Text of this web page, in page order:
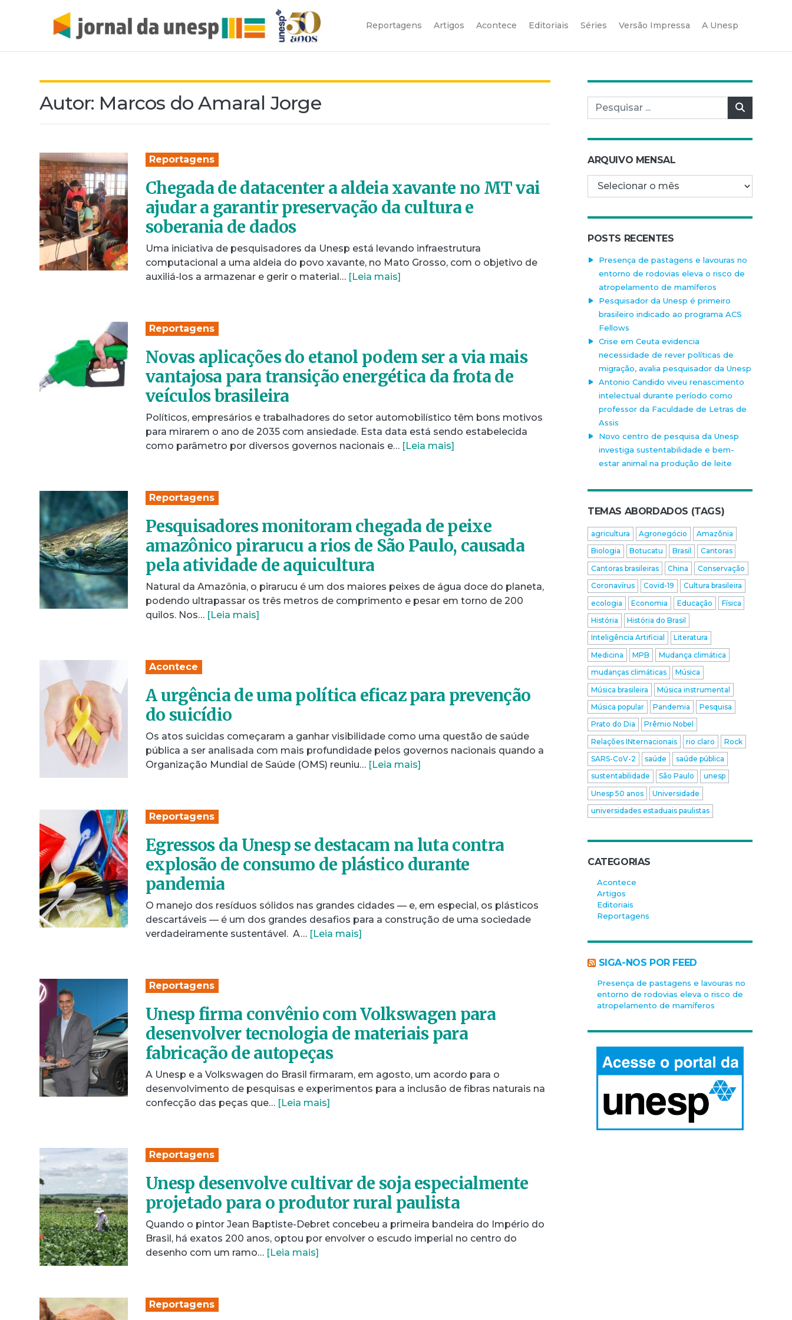
Reportagens Artigos Acontece Editoriais Séries Versão Impressa A Unesp
Autor: Marcos do Amaral Jorge
Reportagens
Chegada de datacenter a aldeia xavante no MT vai
ajudar a garantir preservação da cultura e
soberania de dados
Uma iniciativa de pesquisadores da Unesp está levando infraestrutura
computacional a uma aldeia do povo xavante, no Mato Grosso, com o objetivo de
auxiliá-los a armazenar e gerir o material… [Leia mais]
Reportagens
Novas aplicações do etanol podem ser a via mais
vantajosa para transição energética da frota de
veículos brasileira
Políticos, empresários e trabalhadores do setor automobilístico têm bons motivos
para mirarem o ano de 2035 com ansiedade. Esta data está sendo estabelecida
como parâmetro por diversos governos nacionais e… [Leia mais]
Reportagens
Pesquisadores monitoram chegada de peixe
amazônico pirarucu a rios de São Paulo, causada
pela atividade de aquicultura
Natural da Amazônia, o pirarucu é um dos maiores peixes de água doce do planeta,
podendo ultrapassar os três metros de comprimento e pesar em torno de 200
quilos. Nos… [Leia mais]
Acontece
A urgência de uma política eficaz para prevenção
do suicídio
Os atos suicidas começaram a ganhar visibilidade como uma questão de saúde
pública a ser analisada com mais profundidade pelos governos nacionais quando a
Organização Mundial de Saúde (OMS) reuniu… [Leia mais]
Reportagens
Egressos da Unesp se destacam na luta contra
explosão de consumo de plástico durante
pandemia
O manejo dos resíduos sólidos nas grandes cidades — e, em especial, os plásticos
descartáveis — é um dos grandes desafios para a construção de uma sociedade
verdadeiramente sustentável. A… [Leia mais]
Reportagens
Unesp firma convênio com Volkswagen para
desenvolver tecnologia de materiais para
fabricação de autopeças
A Unesp e a Volkswagen do Brasil firmaram, em agosto, um acordo para o
desenvolvimento de pesquisas e experimentos para a inclusão de fibras naturais na
confecção das peças que… [Leia mais]
Reportagens
Unesp desenvolve cultivar de soja especialmente
projetado para o produtor rural paulista
Quando o pintor Jean Baptiste-Debret concebeu a primeira bandeira do Império do
Brasil, há exatos 200 anos, optou por envolver o escudo imperial no centro do
desenho com um ramo… [Leia mais]
Reportagens
Pesquisar por:
ARQUIVO MENSAL
Arquivo mensal
POSTS RECENTES
Presença de pastagens e lavouras no
entorno de rodovias eleva o risco de
atropelamento de mamíferos
Pesquisador da Unesp é primeiro
brasileiro indicado ao programa ACS
Fellows
Crise em Ceuta evidencia
necessidade de rever políticas de
migração, avalia pesquisador da Unesp
Antonio Candido viveu renascimento
intelectual durante período como
professor da Faculdade de Letras de
Assis
Novo centro de pesquisa da Unesp
investiga sustentabilidade e bem-
estar animal na produção de leite
TEMAS ABORDADOS (TAGS)
agricultura Agronegócio
Amazônia
Biologia
Botucatu Brasil
Cantoras
Cantoras brasileiras
China
Conservação
Coronavírus
Covid-19
Cultura brasileira
ecologia
Economia Educação
Física
História
História do Brasil
Inteligência Artificial
Literatura
Medicina
MPB
Mudança climática
mudanças climáticas
Música
Música brasileira
Música instrumental
Música popular
Pandemia
Pesquisa
Prato do Dia
Prêmio Nobel
Relações INternacionais
rio claro
Rock
SARS-CoV-2
saúde
saúde pública
sustentabilidade
São Paulo
unesp
Unesp 50 anos
Universidade
universidades estaduais paulistas
CATEGORIAS
Acontece
Artigos
Editoriais
Reportagens
SIGA-NOS POR FEED
Presença de pastagens e lavouras no
entorno de rodovias eleva o risco de
atropelamento de mamíferos